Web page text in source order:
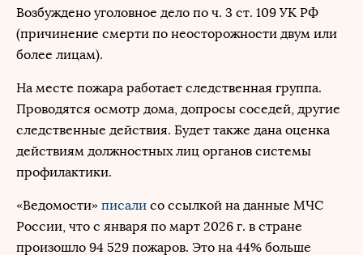
Возбуждено уголовное дело по ч. 3 ст. 109 УК РФ
(причинение смерти по неосторожности двум или
более лицам).
На месте пожара работает следственная группа.
Проводятся осмотр дома, допросы соседей, другие
следственные действия. Будет также дана оценка
действиям должностных лиц органов системы
профилактики.
«Ведомости» писали со ссылкой на данные МЧС
России, что с января по март 2026 г. в стране
произошло 94 529 пожаров. Это на 44% больше